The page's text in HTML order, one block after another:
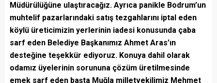
Müdürülüğüne ulaştıracağız. Ayrıca panikle Bodrum’un
muhtelif pazarlarındaki satış tezgahlarını iptal eden
köylü üreticimizin yerlerinin iadesi konusunda çaba
sarf eden Belediye Başkanımız Ahmet Aras’ın
desteğine teşekkür ediyoruz. Konuya dahil olarak
odamız üyelerinin sorununa çözüm üretilmesinde
emek sarf eden başta Muğla milletvekilimiz Mehmet